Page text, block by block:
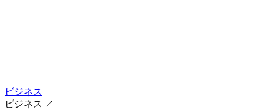
ビジネス
ビジネス ↗